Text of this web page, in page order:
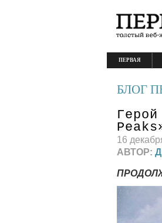
ПЕРВАЯ
БЛОГ
16
АВТОР: